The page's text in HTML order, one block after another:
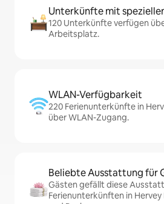
Unterkünfte mit
120 Unterkünfte verfügen
Arbeitsplatz.
WLAN-Verfügbarkeit
220 Ferienunterkünfte in
über WLAN-Zugang.
Beliebte Ausstattung für
Gästen gefällt diese
Ferienunterkünften in Hervey